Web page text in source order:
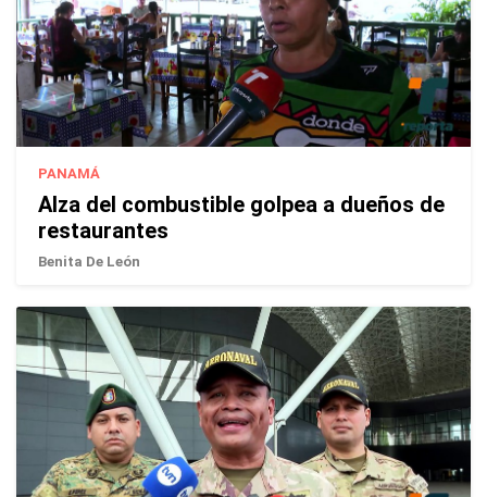
PANAMÁ
Alza del combustible golpea a dueños de
restaurantes
Benita De León